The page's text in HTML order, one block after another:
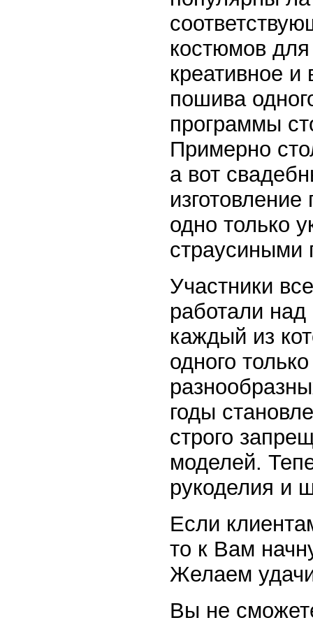
костюмов
креативное
пошива
программы
Примерно
а вот
одно только
страусиными
Участники
работали
каждый из
одного
годы
строго
моделей.
рукоделия и
Если
то к Вам
Желаем
Вы не